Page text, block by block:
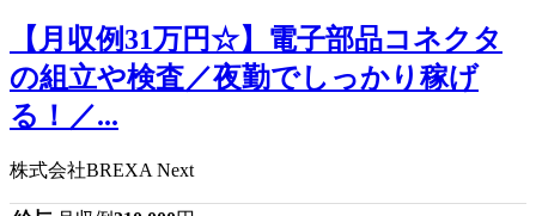
【月収例31万円☆】電子部品コネクタ
の組立や検査／夜勤でしっかり稼げ
る！／...
株式会社BREXA Next